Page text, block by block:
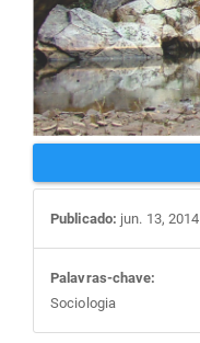
Publicado: jun. 13, 2014
Palavras-chave:
Sociologia